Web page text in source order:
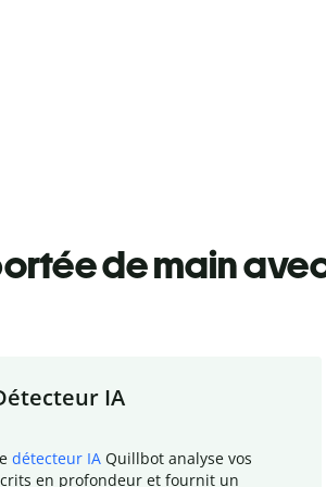
de main
IA
détecteur IA Quillbot analyse vos
en profondeur et fournit un